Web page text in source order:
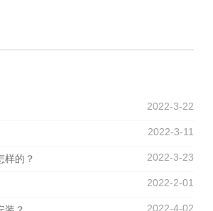
2022-3-22
2022-3-11
2022-3-23
样的？
2022-2-01
2022-4-02